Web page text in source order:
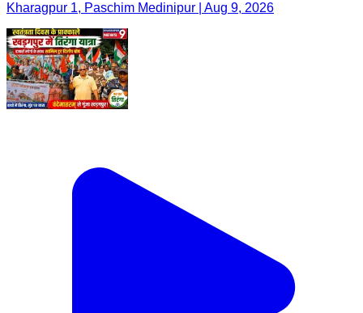
Kharagpur 1, Paschim Medinipur | Aug 9, 2026